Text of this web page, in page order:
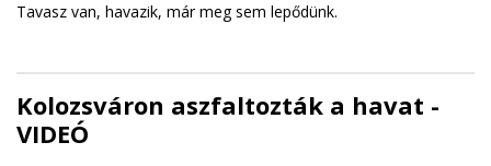
Tavasz van, havazik, már meg sem lepődünk.
Kolozsváron aszfaltozták a havat -
VIDEÓ